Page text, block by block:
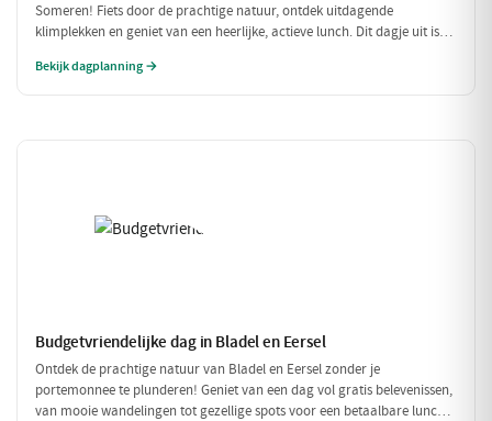
Someren! Fiets door de prachtige natuur, ontdek uitdagende
klimplekken en geniet van een heerlijke, actieve lunch. Dit dagje uit is
Bekijk dagplanning →
Budgetvriendelijke dag in Bladel en Eersel
Ontdek de prachtige natuur van Bladel en Eersel zonder je
portemonnee te plunderen! Geniet van een dag vol gratis belevenissen,
van mooie wandelingen tot gezellige spots voor een betaalbare lunch.